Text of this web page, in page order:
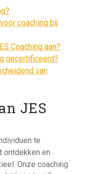
coaching bij
Coaching aan?
gecertificeerd?
van
JES
te
ontdekken en
Onze coaching